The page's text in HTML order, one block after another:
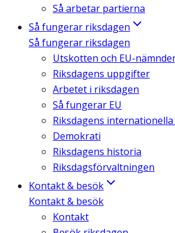
Så arbetar partierna
Så fungerar riksdagen
Så fungerar riksdagen
Utskotten och EU-
Riksdagens uppgifter
Arbetet i riksdagen
Så fungerar EU
Riksdagens
Demokrati
Riksdagens historia
Riksdagsförvaltningen
Kontakt & besök
Kontakt & besök
Kontakt